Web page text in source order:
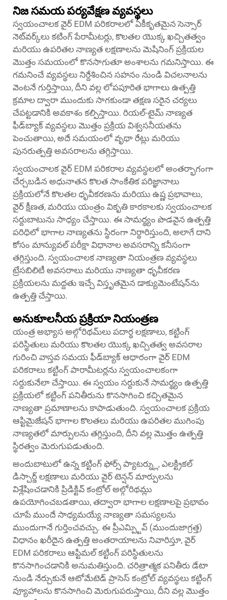
నిజ సమయ పర్యవేక్షణ వ్యవస్థలు
స్వయంచాలక వైర్ EDM పరికరాలలో ఏకీకృతమైన సెన్సార్
నెట్‌వర్క్‌లు కటింగ్ పేరామీటర్లు, కొలతల యొక్క ఖచ్చితత్వం
మరియు ఉపరితల నాణ్యత లక్షణాలను మెషినింగ్ ప్రక్రియల
మొత్తం సమయంలో కొనసాగుతూ అంశాలను గమనిస్తాయి. ఈ
గమనించే వ్యవస్థలు నిర్దేశించిన సహనం నుండి విచలనాలను
వెంటనే గుర్తిస్తాయి, దీని వల్ల లోపపూరిత భాగాలు ఉత్పత్తి
క్రమాల ద్వారా ముందుకు సాగకుండా తక్షణ సరైన చర్యలు
చేపట్టడానికి అవకాశం కల్పిస్తాయి. రియల్-టైమ్ నాణ్యత
ఫీడ్‌బ్యాక్ వ్యవస్థలు మొత్తం ప్రక్రియ విశ్వసనీయతను
పెంచుతాయి, అదే సమయంలో వృథా రేట్లు మరియు
పునరుత్పత్తి అవసరాలను తగ్గిస్తాయి.
స్వయంచాలక వైర్ EDM పరికరాల వ్యవస్థలలో అంతర్భాగంగా
చేర్చబడిన అధునాతన కొలత సాంకేతిక పరిజ్ఞానాలు
ప్రక్రియలోనే కొలతల ధృవీకరణను మరియు ఉష్ణ ప్రభావాలు,
వైర్ క్షీణత, మరియు యంత్రం వికృతి కారకాలకు స్వయంచాలక
సర్దుబాటును సాధ్యం చేస్తాయి. ఈ సామర్థ్యం పొడవైన ఉత్పత్తి
పరిధిలో భాగాల నాణ్యతను స్థిరంగా నిర్ధారిస్తుంది, అలాగే దాని
కోసం మాన్యువల్ పరీక్షా విధానాల అవసరాన్ని కనీసంగా
తగ్గిస్తుంది. స్వయంచాలక నాణ్యతా నియంత్రణ వ్యవస్థలు
ట్రేసబిలిటీ అవసరాలు మరియు నాణ్యతా ధృవీకరణ
ప్రక్రియలను మద్దతు ఇచ్చే విస్తృతమైన డాక్యుమెంటేషన్‌ను
ఉత్పత్తి చేస్తాయి.
అనుకూలనీయ ప్రక్రియా నియంత్రణ
యంత్ర అభ్యాస అల్గోరిథమ్‌లు పదార్థ లక్షణాలు, కట్టింగ్
పరిస్థితులు మరియు కొలతల యొక్క ఖచ్చితత్వ అవసరాల
గురించి వాస్తవ సమయ ఫీడ్‌బ్యాక్ ఆధారంగా వైర్ EDM
పరికరాలు కట్టింగ్ పారామీటర్లను స్వయంచాలకంగా
సర్దుకునేలా చేస్తాయి. ఈ స్వయం సర్దుకునే సామర్థ్యం ఉత్పత్తి
ప్రక్రియలో కట్టింగ్ పనితీరును కొనసాగించి కచ్చితమైన
నాణ్యతా ప్రమాణాలను కాపాడుతుంది. స్వయంచాలక ప్రక్రియ
ఆప్టిమైజేషన్ భాగాల కొలతలు మరియు ఉపరితల ముగింపు
నాణ్యతలో మార్పులను తగ్గిస్తుంది, దీని వల్ల మొత్తం ఉత్పత్తి
స్థిరత్వం మెరుగుపడుతుంది.
అందుబాటులో ఉన్న కట్టింగ్ ఫోర్స్ ప్యాటర్న్లు, ఎలక్ట్రికల్
డిస్చార్జ్ లక్షణాలు మరియు వైర్ టెన్షన్ మార్పులను
విశ్లేషించడానికి ప్రిడిక్టివ్ కంట్రోల్ అల్గోరిథమ్లు
ఉపయోగించబడతాయి, తద్వారా భాగాల లక్షణాలపై ప్రభావం
చూపే ముందే సాధ్యమయ్యే నాణ్యతా సమస్యలను
ముందుగానే గుర్తించవచ్చు. ఈ ప్రీఎమ్ప్టివ్ (ముందుజాగ్రత్త)
విధానం ఖరీదైన ఉత్పత్తి అంతరాయాలను నివారిస్తూ, వైర్
EDM పరికరాలు ఆప్టిమల్ కట్టింగ్ పరిస్థితులను
కొనసాగించడానికి అనుమతిస్తుంది. చరిత్రాత్మక పనితీరు డేటా
నుండి నేర్చుకునే ఆటోమేటెడ్ ప్రాసెస్ కంట్రోల్ వ్యవస్థలు కట్టింగ్
వ్యూహాలను కొనసాగించి మెరుగుపరుస్తాయి, దీని వల్ల మొత్తం